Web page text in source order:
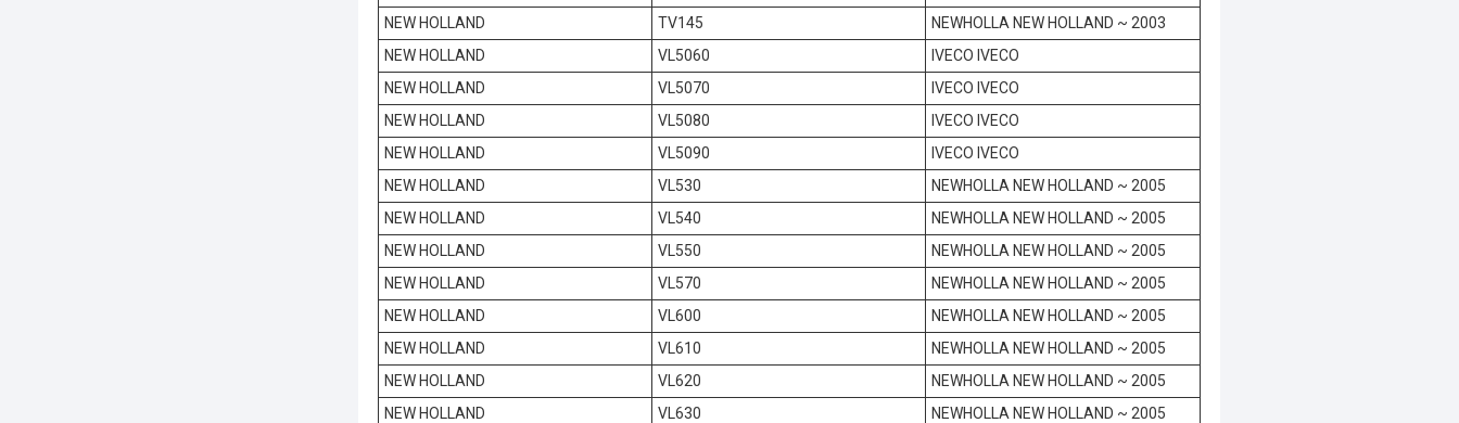
NEW HOLLAND
TV145
NEWHOLLA NEW HOLLAND ~ 2003
NEW HOLLAND
VL5060
IVECO IVECO
NEW HOLLAND
VL5070
IVECO IVECO
NEW HOLLAND
VL5080
IVECO IVECO
NEW HOLLAND
VL5090
IVECO IVECO
NEW HOLLAND
VL530
NEWHOLLA NEW HOLLAND ~ 2005
NEW HOLLAND
VL540
NEWHOLLA NEW HOLLAND ~ 2005
NEW HOLLAND
VL550
NEWHOLLA NEW HOLLAND ~ 2005
NEW HOLLAND
VL570
NEWHOLLA NEW HOLLAND ~ 2005
NEW HOLLAND
VL600
NEWHOLLA NEW HOLLAND ~ 2005
NEW HOLLAND
VL610
NEWHOLLA NEW HOLLAND ~ 2005
NEW HOLLAND
VL620
NEWHOLLA NEW HOLLAND ~ 2005
NEW HOLLAND
VL630
NEWHOLLA NEW HOLLAND ~ 2005